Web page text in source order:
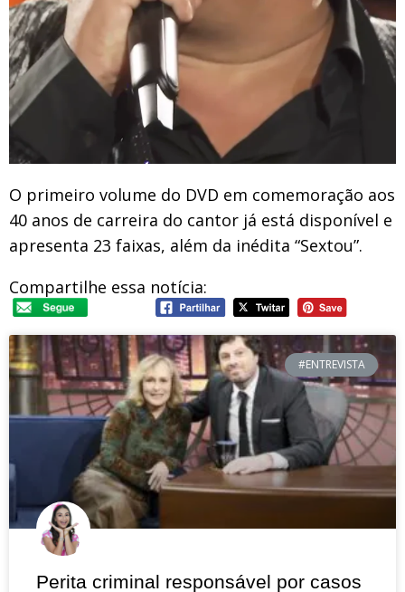
O primeiro volume do DVD em comemoração aos
40 anos de carreira do cantor já está disponível e
apresenta 23 faixas, além da inédita “Sextou”.
Compartilhe essa notícia:
#ENTREVISTA
Perita criminal responsável por casos